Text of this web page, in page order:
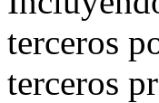
terceros
terceros